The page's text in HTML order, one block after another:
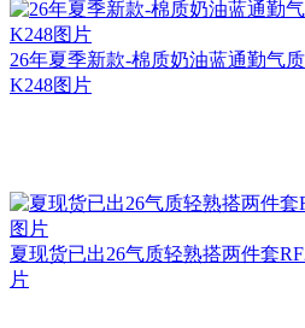
26年夏季新款-棉质奶油蓝通勤气
K248图片
夏现货已出26气质轻熟搭两件套
片